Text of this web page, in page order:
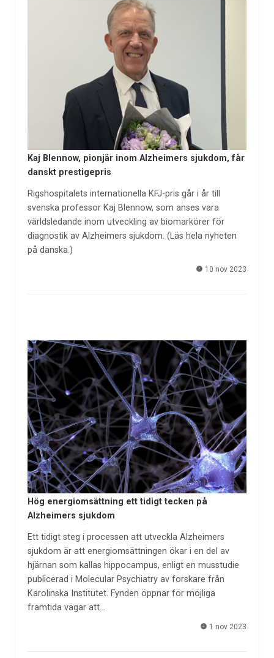
Kaj Blennow, pionjär inom Alzheimers sjukdom, får
danskt prestigepris
Rigshospitalets internationella KFJ-pris går i år till
svenska professor Kaj Blennow, som anses vara
världsledande inom utveckling av biomarkörer för
diagnostik av Alzheimers sjukdom. (Läs hela nyheten
på danska.)
10 nov 2023
Hög energiomsättning ett tidigt tecken på
Alzheimers sjukdom
Ett tidigt steg i processen att utveckla Alzheimers
sjukdom är att energiomsättningen ökar i en del av
hjärnan som kallas hippocampus, enligt en musstudie
publicerad i Molecular Psychiatry av forskare från
Karolinska Institutet. Fynden öppnar för möjliga
framtida vägar att…
1 nov 2023